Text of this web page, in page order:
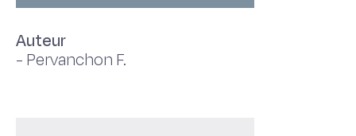
Auteur
- Pervanchon F.